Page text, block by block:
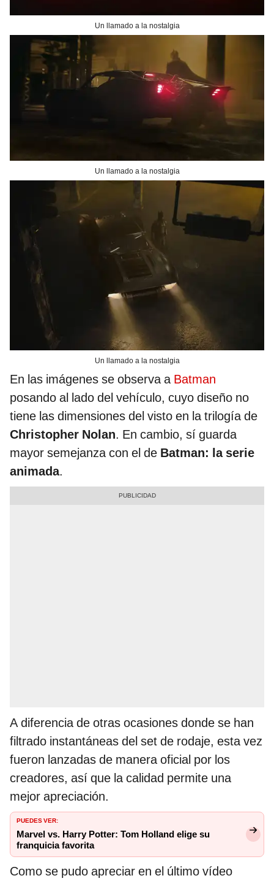
Un llamado a la nostalgia
Un llamado a la nostalgia
Un llamado a la nostalgia
En las imágenes se observa a Batman
posando al lado del vehículo, cuyo diseño no
tiene las dimensiones del visto en la trilogía de
Christopher Nolan. En cambio, sí guarda
mayor semejanza con el de Batman: la serie
animada.
A diferencia de otras ocasiones donde se han
filtrado instantáneas del set de rodaje, esta vez
fueron lanzadas de manera oficial por los
creadores, así que la calidad permite una
mejor apreciación.
PUEDES VER:
Marvel vs. Harry Potter: Tom Holland elige su
franquicia favorita
Como se pudo apreciar en el último vídeo